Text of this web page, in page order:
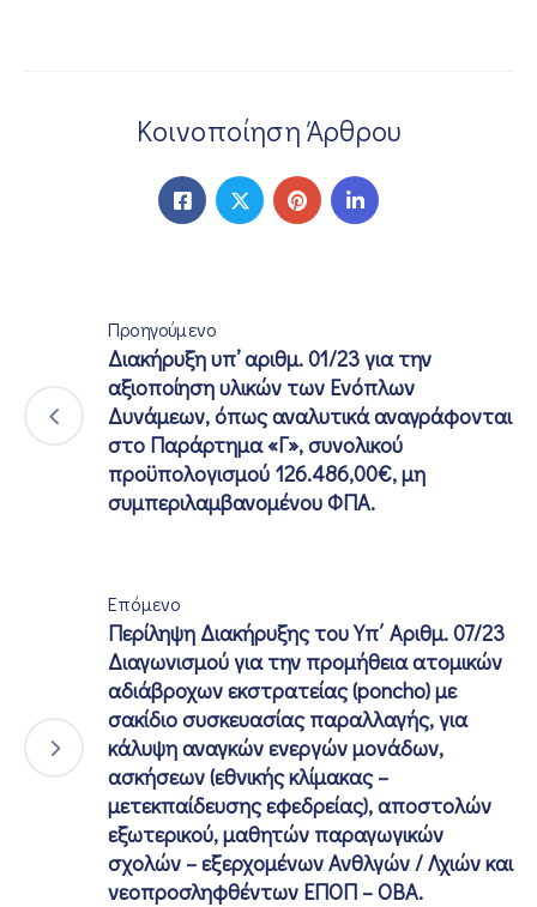
Κοινοποίηση Άρθρου
Προηγούμενο
Διακήρυξη υπ’ αριθμ. 01/23 για την
αξιοποίηση υλικών των Ενόπλων
Δυνάμεων, όπως αναλυτικά αναγράφονται
στο Παράρτημα «Γ», συνολικού
προϋπολογισμού 126.486,00€, μη
συμπεριλαμβανομένου ΦΠΑ.
Επόμενο
Περίληψη Διακήρυξης του Υπ΄ Αριθμ. 07/23
Διαγωνισμού για την προμήθεια ατομικών
αδιάβροχων εκστρατείας (poncho) με
σακίδιο συσκευασίας παραλλαγής, για
κάλυψη αναγκών ενεργών μονάδων,
ασκήσεων (εθνικής κλίμακας –
μετεκπαίδευσης εφεδρείας), αποστολών
εξωτερικού, μαθητών παραγωγικών
σχολών – εξερχομένων Ανθλγών / Λχιών και
νεοπροσληφθέντων ΕΠΟΠ – ΟΒΑ.